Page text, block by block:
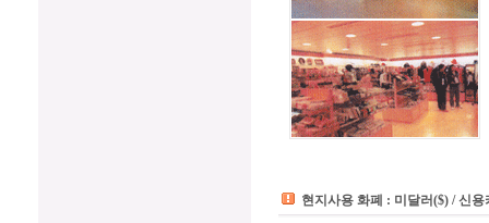
현지사용 화폐 : 미달러($) / 신